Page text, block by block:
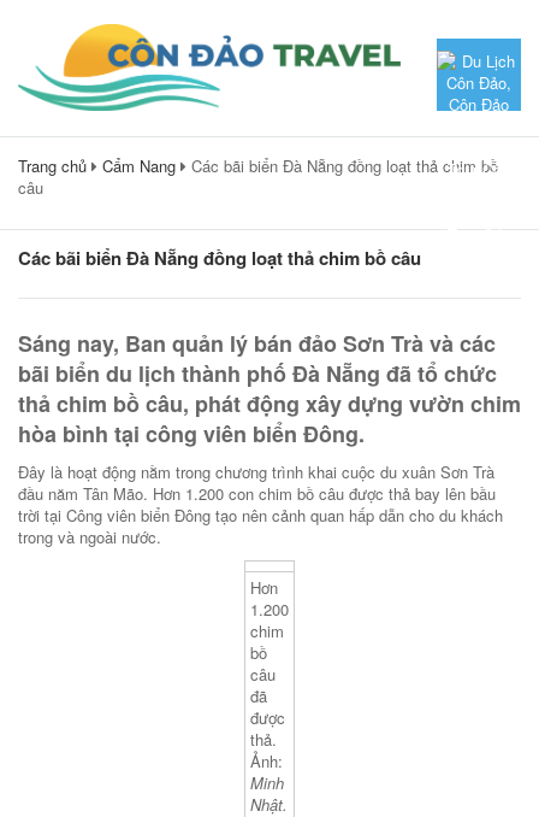
Trang chủ Cẩm Nang
Các bãi biển Đà Nẵng đồng loạt thả chim bồ
câu
Các bãi biển Đà Nẵng đồng loạt thả chim bồ câu
Sáng nay, Ban quản lý bán đảo Sơn Trà và các
bãi biển du lịch thành phố Đà Nẵng đã tổ chức
thả chim bồ câu, phát động xây dựng vườn chim
hòa bình tại công viên biển Đông.
Đây là hoạt động nằm trong chương trình khai cuộc du xuân Sơn Trà
đầu năm Tân Mão. Hơn 1.200 con chim bồ câu được thả bay lên bầu
trời tại Công viên biển Đông tạo nên cảnh quan hấp dẫn cho du khách
trong và ngoài nước.
Hơn
1.200
chim
bồ
câu
đã
được
thả.
Ảnh:
Minh
Nhật.